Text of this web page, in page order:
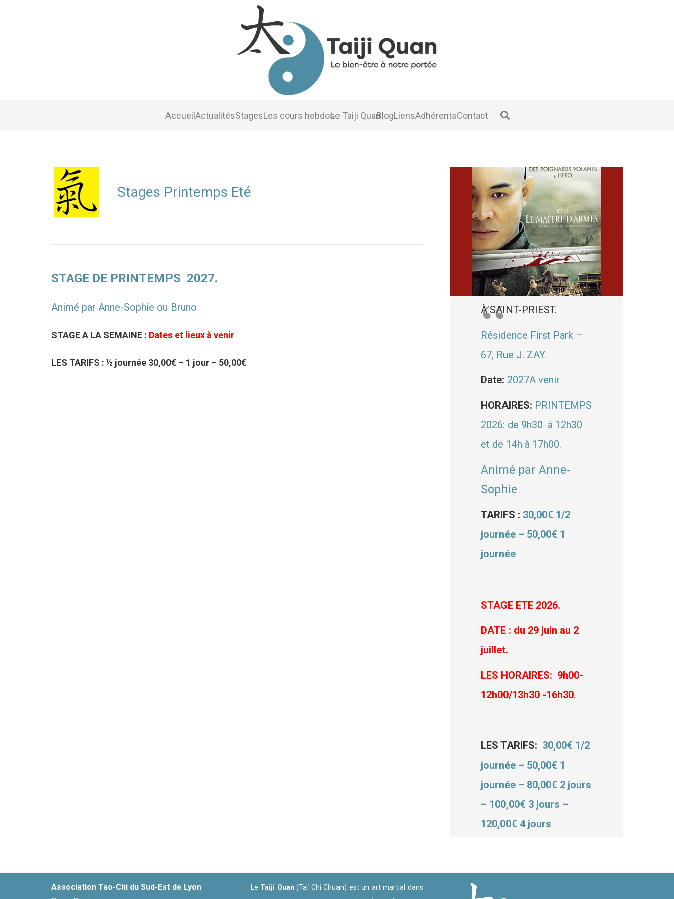
AccueilActualitésStagesLes cours hebdosLe Taiji QuanBlogLiensAdhérentsContact
Stages Printemps Eté
STAGE DE PRINTEMPS 2027.
Animé par Anne-Sophie ou Bruno
STAGE A LA SEMAINE : Dates et lieux à venir
LES TARIFS : ½ journée 30,00€ – 1 jour – 50,00€
À SAINT-PRIEST.
Résidence First Park –
67, Rue J. ZAY.
Date: 2027A venir
HORAIRES: PRINTEMPS
2026: de 9h30 à 12h30
et de 14h à 17h00.
Animé par Anne-
Sophie
TARIFS : 30,00€ 1/2
journée – 50,00€ 1
journée
STAGE ETE 2026.
DATE : du 29 juin au 2
juillet.
LES HORAIRES: 9h00-
12h00/13h30 -16h30.
LES TARIFS: 30,00€ 1/2
journée – 50,00€ 1
journée – 80,00€ 2 jours
– 100,00€ 3 jours –
120,00€ 4 jours
Association Tao-Chi du Sud-Est de Lyon
Le Taiji Quan (Taï Chi Chuan) est un art martial dans